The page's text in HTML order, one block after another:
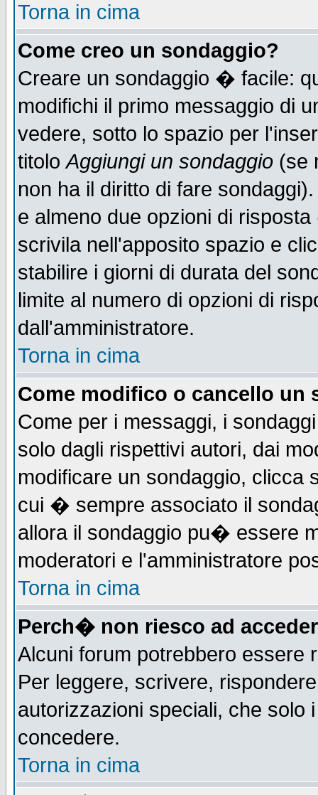
Torna in cima
Come creo un sondaggio?
Creare un sondaggio � facile:
modifichi il primo messaggio di
vedere, sotto lo spazio per
titoloAggiungi un sondaggio (se
non ha il diritto di fare
e almeno due opzioni di
scrivila nell'apposito spazio e
stabilire i giorni di durata del
limite al numero di opzioni di
dall'amministratore.
Torna in cima
Come modifico o cancello un
Come per i messaggi, i
solo dagli rispettivi autori, dai
modificare un sondaggio, clicca
cui � sempre associato il
allora il sondaggio pu� essere
moderatori e l'amministratore
Torna in cima
Perch� non riesco ad
Alcuni forum potrebbero essere
Per leggere, scrivere,
autorizzazioni speciali, che solo
concedere.
Torna in cima